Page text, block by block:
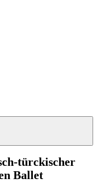
türckischer
Ballet